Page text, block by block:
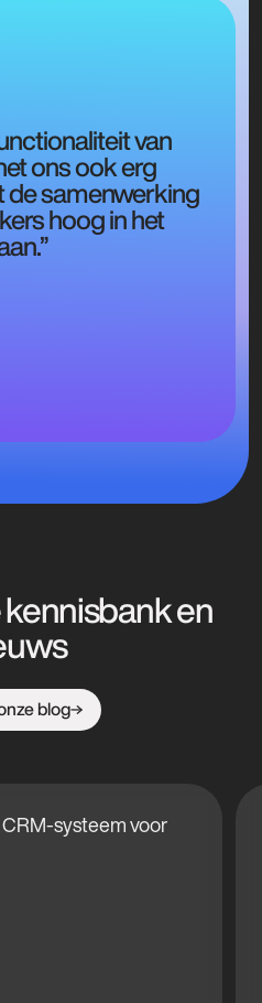
van
ons ook erg
de samenwerking
hoog in het
en
blog